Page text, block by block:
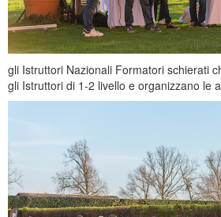
gli Istruttori Nazionali Formatori schierati
gli Istruttori di 1-2 livello e organizzano le